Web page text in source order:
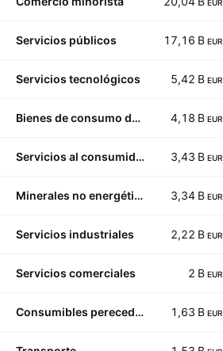
EUR
Servicios públicos 17,16 B EUR
Servicios tecnológicos 5,42 B EUR
Bienes de consumo duraderos 4,18 B EUR
Servicios al consumidor 3,43 B EUR
Minerales no energéticos 3,34 B EUR
Servicios industriales 2,22 B EUR
Servicios comerciales 2 B EUR
Consumibles perecederos 1,63 B EUR